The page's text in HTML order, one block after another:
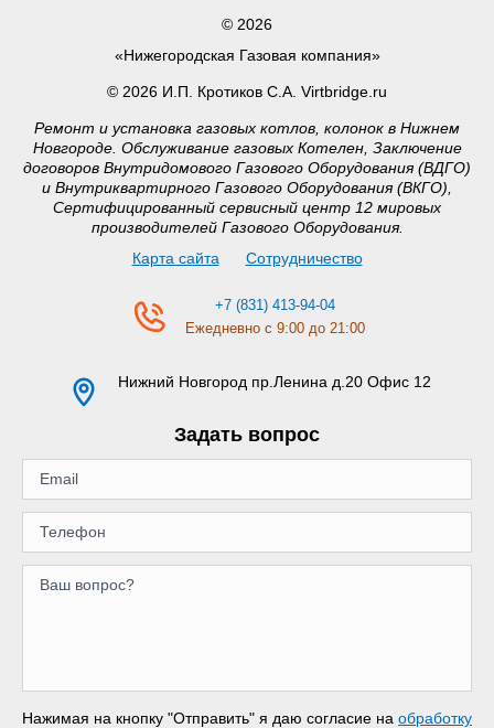
© 2026
«Нижегородская Газовая компания»
© 2026 И.П. Кротиков С.А. Virtbridge.ru
Ремонт и установка газовых котлов, колонок в Нижнем
Новгороде. Обслуживание газовых Котелен, Заключение
договоров Внутридомового Газового Оборудования (ВДГО)
и Внутриквартирного Газового Оборудования (ВКГО),
Сертифицированный сервисный центр 12 мировых
производителей Газового Оборудования.
Карта сайта
Сотрудничество
+7 (831) 413-94-04
Ежедневно с 9:00 до 21:00
Нижний Новгород пр.Ленина д.20 Офис 12
Задать вопрос
Нажимая на кнопку "Отправить" я даю согласие на обработку